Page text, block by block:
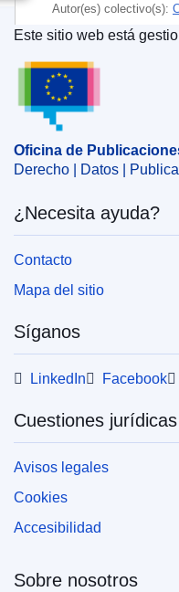
Autor(es) colectivo(s):
Europeo de Bancos
zona euro
CELEX : 32024D0864
ELI :dec/2024/864/oj
IMMC : ST 6749 2024
Oficina de
Este sitio web está
Oficina de
Derecho | Datos |
¿Necesita ayuda?
Contacto
Mapa del sitio
Síganos
LinkedIn Facebook
Cuestiones jurídicas
Avisos legales
Cookies
Accesibilidad
Sobre nosotros